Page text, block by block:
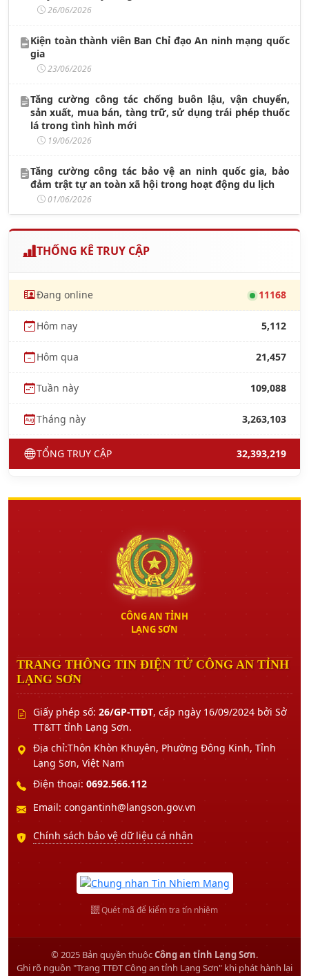
26/06/2026
Kiện toàn thành viên Ban Chỉ đạo An ninh mạng quốc
gia
23/06/2026
Tăng cường công tác chống buôn lậu, vận chuyển,
sản xuất, mua bán, tàng trữ, sử dụng trái phép thuốc
lá trong tình hình mới
19/06/2026
Tăng cường công tác bảo vệ an ninh quốc gia, bảo
đảm trật tự an toàn xã hội trong hoạt động du lịch
01/06/2026
THỐNG KÊ TRUY CẬP
Đang online 11168
Hôm nay 5,112
Hôm qua 21,457
Tuần này 109,088
Tháng này 3,263,103
TỔNG TRUY CẬP 32,393,219
CÔNG AN TỈNH
LẠNG SƠN
TRANG THÔNG TIN ĐIỆN TỬ CÔNG AN TỈNH
LẠNG SƠN
Giấy phép số: 26/GP-TTĐT, cấp ngày 16/09/2024 bởi Sở
TT&TT tỉnh Lạng Sơn.
Địa chỉ:Thôn Khòn Khuyên, Phường Đông Kinh, Tỉnh
Lạng Sơn, Việt Nam
Điện thoại: 0692.566.112
Email: congantinh@langson.gov.vn
Chính sách bảo vệ dữ liệu cá nhân
Quét mã để kiểm tra tín nhiệm
© 2025 Bản quyền thuộcCông an tỉnh Lạng Sơn.
Ghi rõ nguồn "Trang TTĐT Công an tỉnh Lạng Sơn" khi phát hành lại